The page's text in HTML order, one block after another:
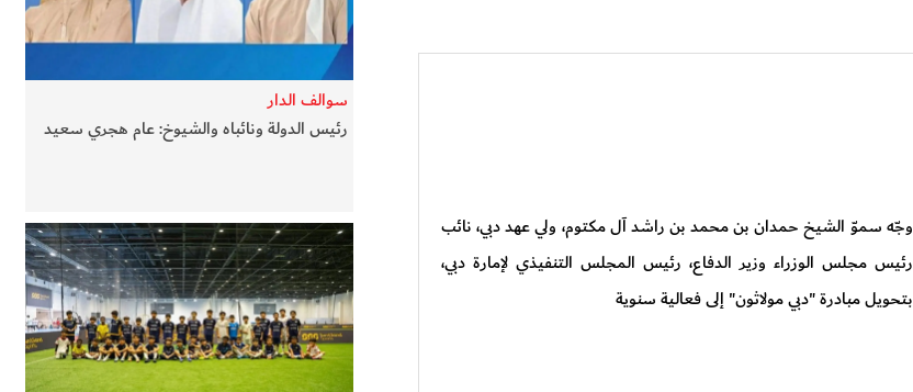
وجّه سموّ الشيخ حمدان بن محمد بن راشد آل مكتوم، ولي عهد دبي، نائب
رئيس مجلس الوزراء وزير الدفاع، رئيس المجلس التنفيذي لإمارة دبي،
بتحويل مبادرة "دبي مولاثون" إلى فعالية سنوية
سوالف الدار
رئيس الدولة ونائباه والشيوخ: عام هجري سعيد